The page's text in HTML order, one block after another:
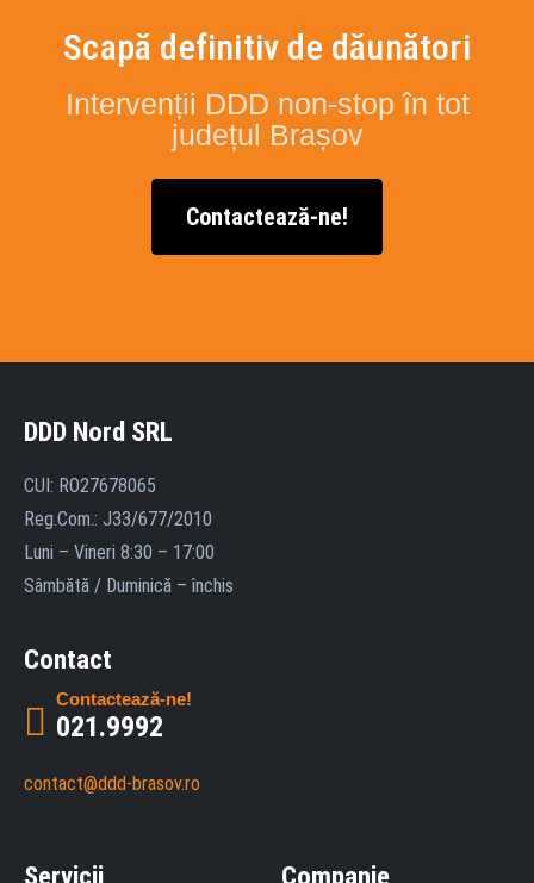
Scapă definitiv de dăunători
Intervenții DDD non-stop în tot
județul Brașov
Contactează-ne!
DDD Nord SRL
CUI: RO27678065
Reg.Com.: J33/677/2010
Luni – Vineri 8:30 – 17:00
Sâmbătă / Duminică – închis
Contact
Contactează-ne!
021.9992
contact@ddd-brasov.ro
Servicii Companie